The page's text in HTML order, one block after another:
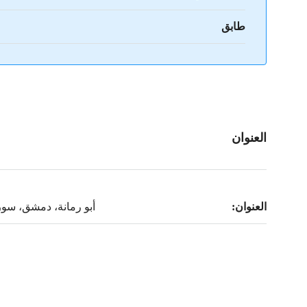
طابق
العنوان
العنوان: أبو رمانة، دمشق،